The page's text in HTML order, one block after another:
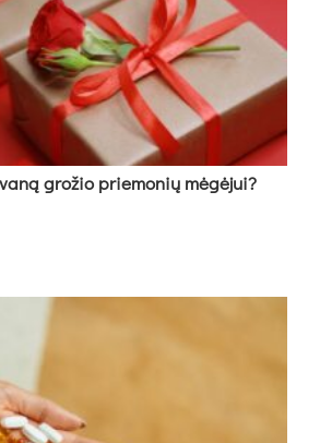
grožio priemonių mėgėjui?